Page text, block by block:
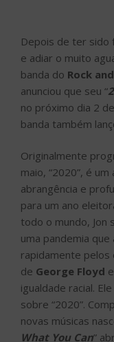
Depois de ter sido
e adiar o muito
banda do Rock
anunciou que seu “
no próximo dia 2
banda também
Originalmente
maio, “2020”, é
abrangência e
para um ano
todo o mundo, Jon
uma pandemia
rapidamente
de George Floyd
igualdade racial.
sobre “2020”.
novas músicas
What You Can”